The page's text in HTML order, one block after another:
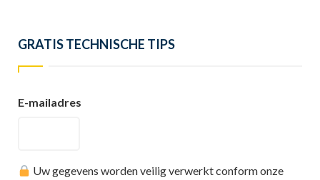
GRATIS TECHNISCHE TIPS
E-mailadres
Uw gegevens worden veilig verwerkt conform onze